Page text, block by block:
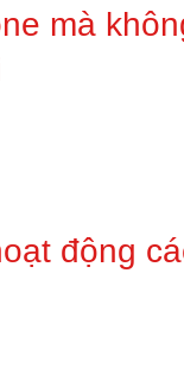
mà
động